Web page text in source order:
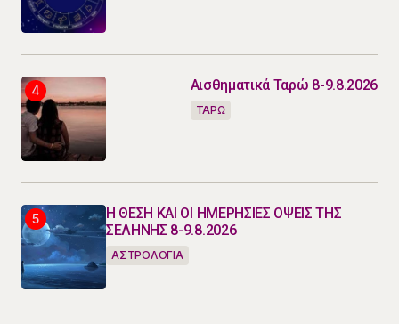
Αισθηματικά Ταρώ 8-9.8.2026
ΤΑΡΩ
Η ΘΕΣΗ ΚΑΙ ΟΙ ΗΜΕΡΗΣΙΕΣ ΟΨΕΙΣ ΤΗΣ
ΣΕΛΗΝΗΣ 8-9.8.2026
ΑΣΤΡΟΛΟΓΙΑ